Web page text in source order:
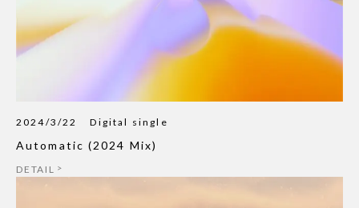
2024/3/22 Digital single
Automatic (2024 Mix)
DETAIL